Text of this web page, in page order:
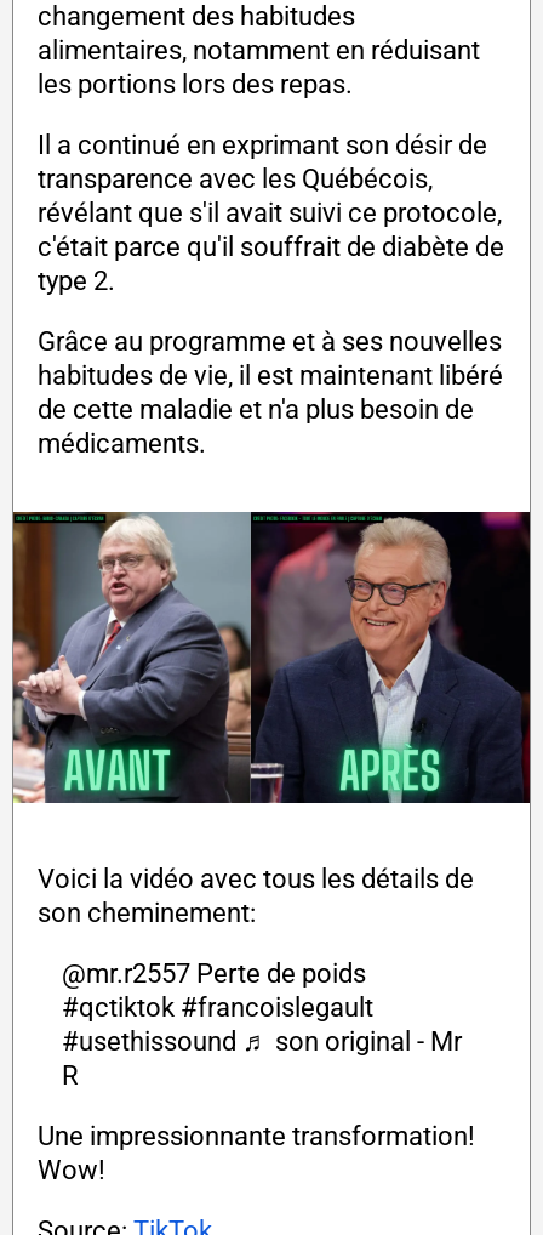
changement des habitudes
alimentaires, notamment en réduisant
les portions lors des repas.
Il a continué en exprimant son désir de
transparence avec les Québécois,
révélant que s'il avait suivi ce protocole,
c'était parce qu'il souffrait de diabète de
type 2.
Grâce au programme et à ses nouvelles
habitudes de vie, il est maintenant libéré
de cette maladie et n'a plus besoin de
médicaments.
Voici la vidéo avec tous les détails de
son cheminement:
@mr.r2557 Perte de poids
#qctiktok #francoislegault
#usethissound ♬ son original - Mr
R
Une impressionnante transformation!
Wow!